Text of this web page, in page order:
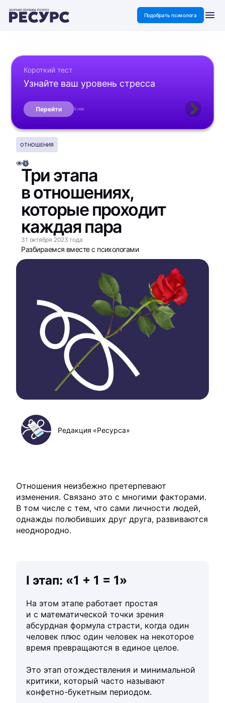
ЖУРНАЛ СЕРВИСА PSYPSY
Подобрать психолога
Короткий тест
Узнайте ваш уровень стресса
Перейти 5 min
ОТНОШЕНИЯ
Три этапа
в отношениях,
которые проходит
каждая пара​
31 октября 2023 года
Разбираемся вместе с психологами
Редакция «Ресурса»
Отношения неизбежно претерпевают
изменения. Связано это с многими факторами.
В том числе с тем, что сами личности людей,
однажды полюбивших друг друга, развиваются
неоднородно.
I этап: «1 + 1 = 1»
На этом этапе работает простая
и с математической точки зрения
абсурдная формула страсти, когда один
человек плюс один человек на некоторое
время превращаются в единое целое.
Это этап отождествления и минимальной
критики, который часто называют
конфетно-букетным периодом.